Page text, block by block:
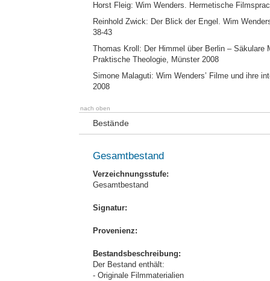
Horst Fleig: Wim Wenders. Hermetische
Reinhold Zwick: Der Blick der Engel. Wim
38-43
Thomas Kroll: Der Himmel über Berlin – Säkulare
Praktische Theologie, Münster 2008
Simone Malaguti: Wim Wenders’ Filme und ihre
2008
nach oben
Bestände
Gesamtbestand
Verzeichnungsstufe:
Gesamtbestand
Signatur:
Provenienz:
Bestandsbeschreibung:
Der Bestand enthält:
- Originale Filmmaterialien